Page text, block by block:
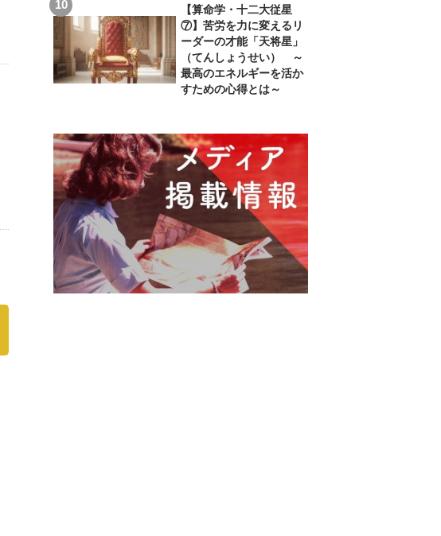
【算命学・十二大従星
⑦】苦労を力に変えるリ
ーダーの才能「天将星」
（てんしょうせい） ～
最高のエネルギーを活か
すための心得とは～